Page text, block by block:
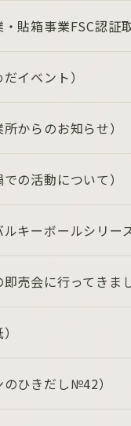
貼箱事業FSC認証取
イベント）
からのお知らせ）
の活動について）
ーボールシリー
売会に行ってきまし
ひきだし№42）